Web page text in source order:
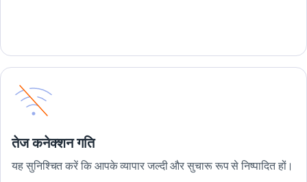
तेज कनेक्शन गति
यह सुनिश्चित करें कि आपके व्यापार जल्दी और सुचारू रूप से निष्पादित हों।